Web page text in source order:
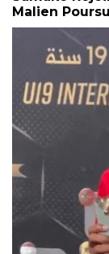
Malien